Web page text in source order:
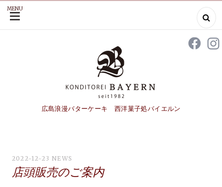
SKIP
CONTENT
広島浪漫バターケーキ 西洋菓子処バイエルン
MENU
2022-12-23 NEWS
店頭販売のご案内